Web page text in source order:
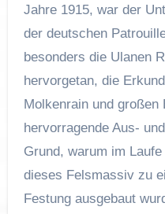
Jahre 1915, war der
der deutschen
besonders die Ulanen
hervorgetan, die
Molkenrain und großen
hervorragende Aus-
Grund, warum im
dieses Felsmassiv zu
Festung ausgebaut